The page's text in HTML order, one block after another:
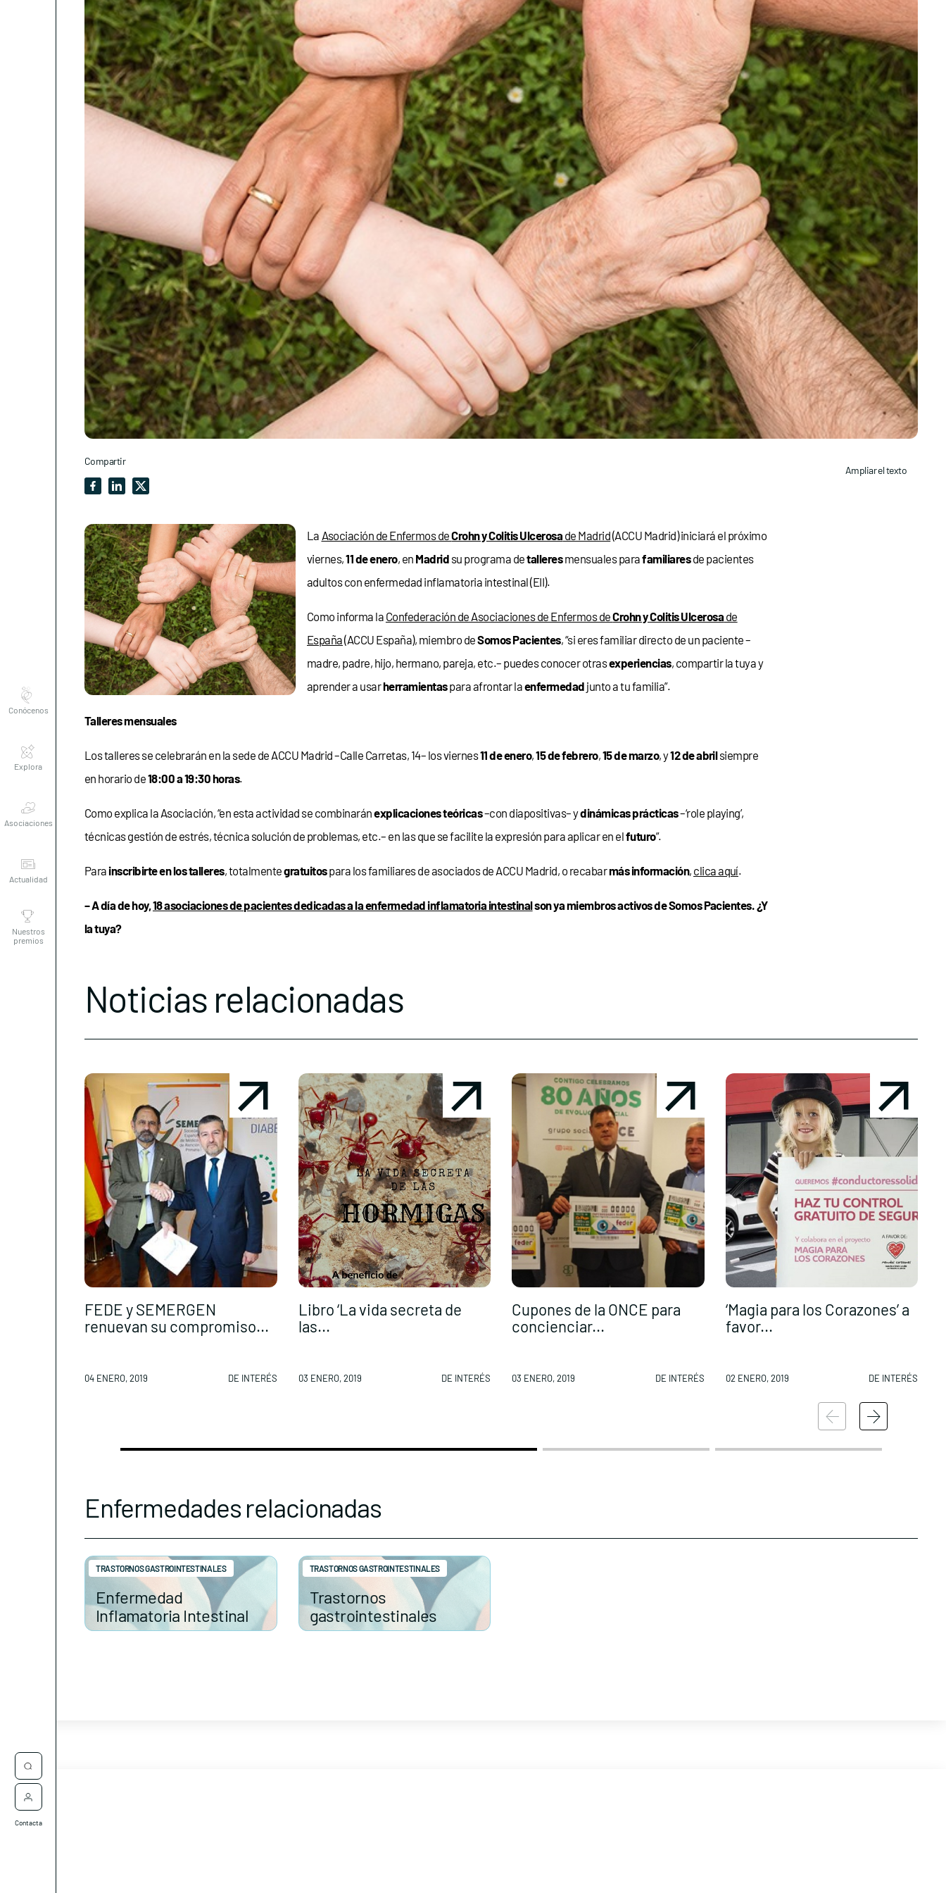
premios
Contacta
Compartir
Ampliar el texto
La Asociación de Enfermos deCrohn y Colitis Ulcerosa de Madrid(ACCU Madrid) iniciará el próximo
viernes,11 de enero, en Madrid su programa detalleresmensuales parafamiliaresde pacientes
adultos con enfermedad inflamatoria intestinal (EII).
Como informa la Confederación de Asociaciones de Enfermos deCrohn y Colitis Ulcerosa de
España(ACCU España), miembro deSomos Pacientes, “si eres familiar directo de un paciente –
madre, padre, hijo, hermano, pareja, etc.– puedes conocer otrasexperiencias, compartir la tuya y
aprender a usarherramientaspara afrontar laenfermedad junto a tu familia”.
Talleres mensuales
Los talleres se celebrarán en la sede de ACCU Madrid –Calle Carretas, 14– los viernes11 de enero,15 de febrero,15 de marzo, y12 de abrilsiempre
en horario de18:00 a 19:30 horas.
Como explica la Asociación, “en esta actividad se combinaránexplicaciones teóricas–con diapositivas– ydinámicas prácticas–‘role playing’,
técnicas gestión de estrés, técnica solución de problemas, etc.– en las que se facilite la expresión para aplicar en elfuturo”.
Para inscribirte en los talleres, totalmentegratuitospara los familiares de asociados de ACCU Madrid, o recabarmás información, clica aquí.
– A día de hoy,18 asociaciones de pacientes dedicadas a la enfermedad inflamatoria intestinalson ya miembros activos de Somos Pacientes. ¿Y
la tuya?
Noticias relacionadas
FEDE y SEMERGEN
renuevan su compromiso...
04 ENERO, 2019 DE INTERÉS
Libro ‘La vida secreta de
las...
03 ENERO, 2019 DE INTERÉS
Cupones de la ONCE para
concienciar...
03 ENERO, 2019 DE INTERÉS
‘Magia para los Corazones’ a
favor...
02 ENERO, 2019 DE INTERÉS
Enfermedades relacionadas
Enfermedad
Inflamatoria Intestinal
TRASTORNOS GASTROINTESTINALES
Trastornos
gastrointestinales
TRASTORNOS GASTROINTESTINALES